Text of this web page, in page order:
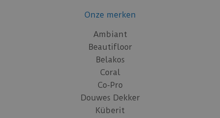
Onze merken
Ambiant
Beautifloor
Belakos
Coral
Co-Pro
Douwes Dekker
Küberit